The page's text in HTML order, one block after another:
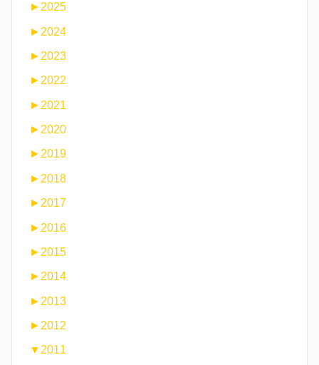
► 2025
► 2024
► 2023
► 2022
► 2021
► 2020
►2019
► 2018
► 2017
► 2016
► 2015
► 2014
► 2013
► 2012
▼2011